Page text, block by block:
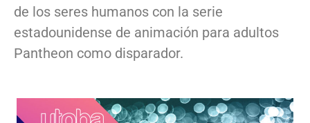
de los seres humanos con la serie
estadounidense de animación para adultos
Pantheon como disparador.